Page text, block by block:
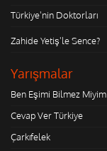
Türkiye'nin Doktorları
Zahide Yetiş'le Sence?
Yarışmalar
Ben Eşimi Bilmez Miyim
Cevap Ver Türkiye
Çarkıfelek